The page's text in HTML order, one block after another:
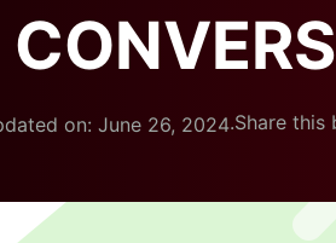
on: June 26, 2024.Share this